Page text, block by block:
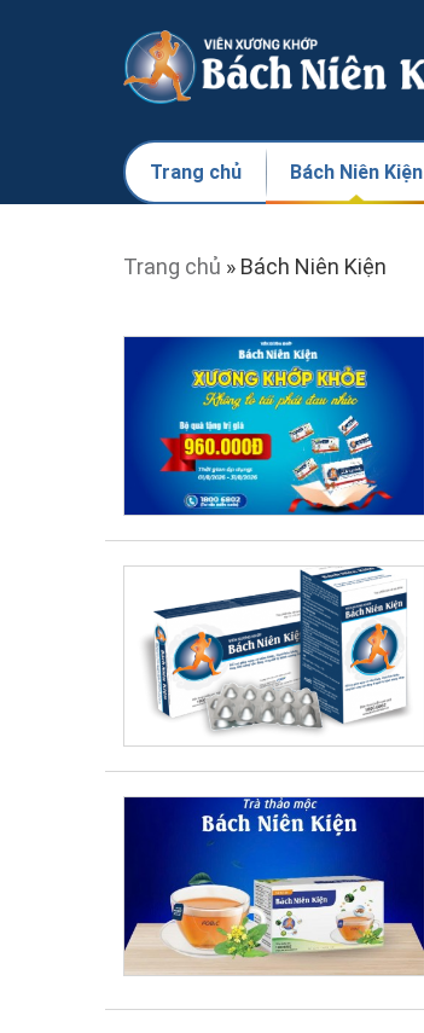
Trang chủ Bách Niên Kiện
Trang chủ » Bách Niên Kiện